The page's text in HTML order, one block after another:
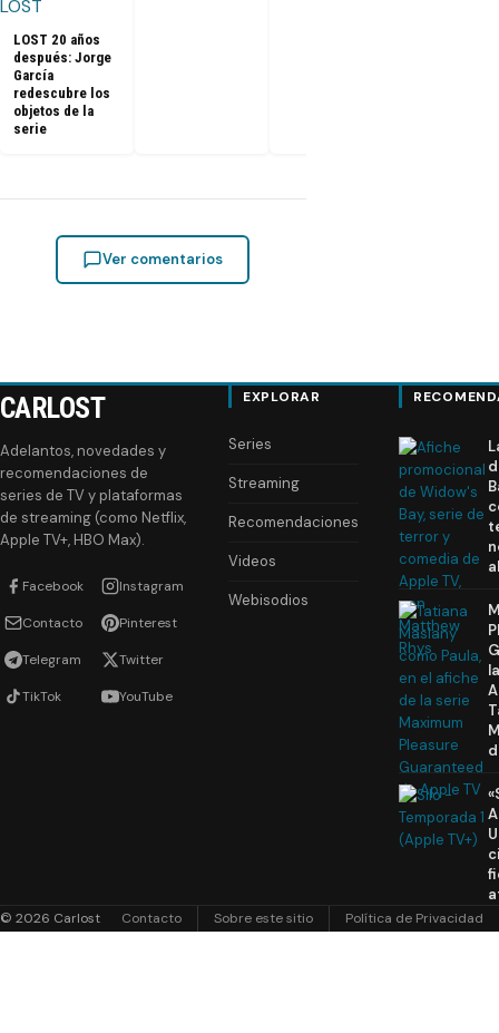
LOST 20 años
después: Jorge
García
redescubre los
objetos de la
serie
Ver comentarios
CARLOST
Adelantos, novedades y
recomendaciones de
series de TV y plataformas
de streaming (como Netflix,
Apple TV+, HBO Max).
Facebook Instagram
Contacto Pinterest
Telegram Twitter
TikTok YouTube
EXPLORAR
Series
Streaming
Recomendaciones
Videos
Webisodios
© 2026 Carlost Contacto Sobre este sitio Política de Privacidad